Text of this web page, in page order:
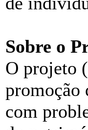
Sobre o
O projeto
promoção
com